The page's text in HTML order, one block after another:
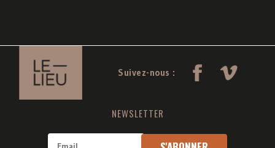
Suivez-nous :
NEWSLETTER